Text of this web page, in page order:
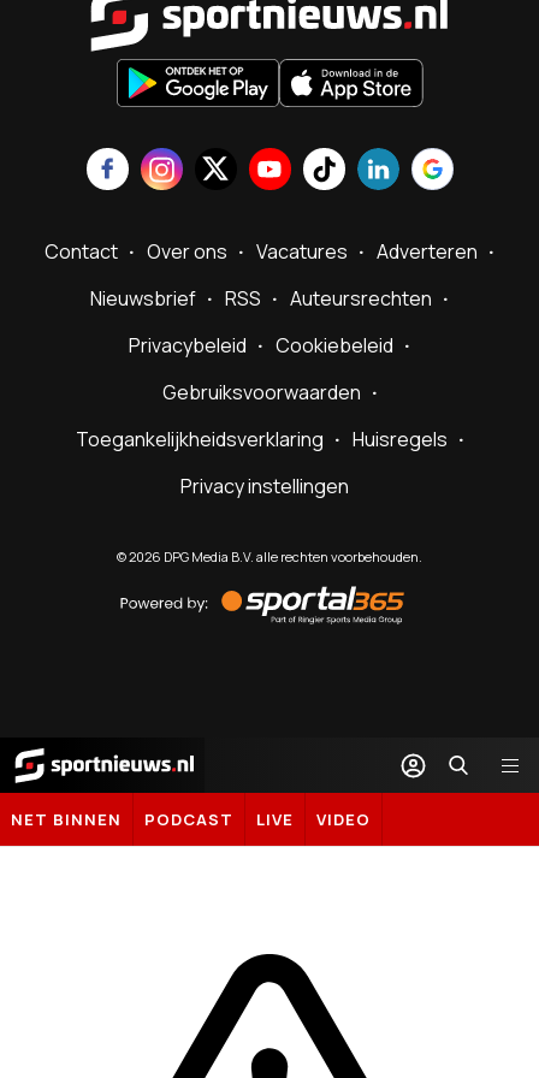
Contact Over ons Vacatures
Adverteren
Nieuwsbrief
RSS
Auteursrechten
Privacybeleid
Cookiebeleid
Gebruiksvoorwaarden
Toegankelijkheidsverklaring
Huisregels
Privacy instellingen
©2026 DPG Media B.V. alle rechten voorbehouden.
by
Sportal365
Sportnieuws.nl
NET BINNEN PODCAST LIVE VIDEO